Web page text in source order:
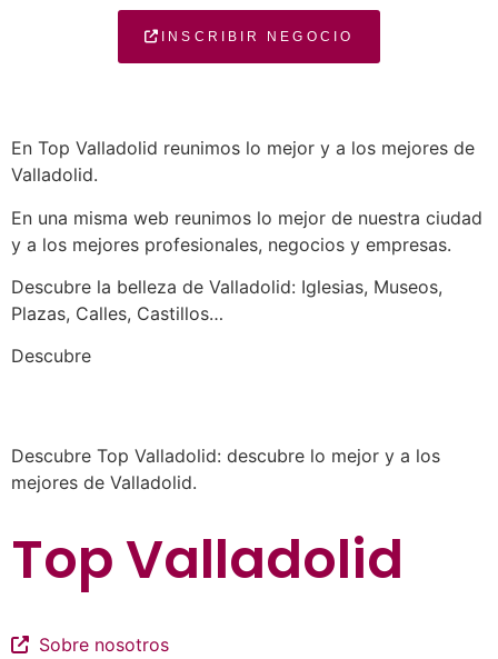
INSCRIBIR NEGOCIO
En Top Valladolid reunimos lo mejor y a los mejores de
Valladolid.
En una misma web reunimos lo mejor de nuestra ciudad
y a los mejores profesionales, negocios y empresas.
Descubre la belleza de Valladolid: Iglesias, Museos,
Plazas, Calles, Castillos…
Descubre
Descubre Top Valladolid: descubre lo mejor y a los
mejores de Valladolid.
Top Valladolid
Sobre nosotros